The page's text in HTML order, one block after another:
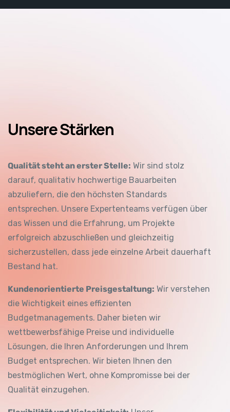
Unsere Stärken
Qualität steht an erster Stelle: Wir sind stolz
darauf, qualitativ hochwertige Bauarbeiten
abzuliefern, die den höchsten Standards
entsprechen. Unsere Expertenteams verfügen über
das Wissen und die Erfahrung, um Projekte
erfolgreich abzuschließen und gleichzeitig
sicherzustellen, dass jede einzelne Arbeit dauerhaft
Bestand hat.
Kundenorientierte Preisgestaltung: Wir verstehen
die Wichtigkeit eines effizienten
Budgetmanagements. Daher bieten wir
wettbewerbsfähige Preise und individuelle
Lösungen, die Ihren Anforderungen und Ihrem
Budget entsprechen. Wir bieten Ihnen den
bestmöglichen Wert, ohne Kompromisse bei der
Qualität einzugehen.